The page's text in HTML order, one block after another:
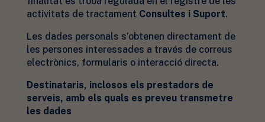
activitats de tractament Consultes i Suport.
Les dades personals s’obtenen directament de
les persones interessades a través de correus
electrònics, formularis o interacció directa.
Destinataris, inclosos els prestadors de
serveis, amb els quals es preveu transmetre
les dades